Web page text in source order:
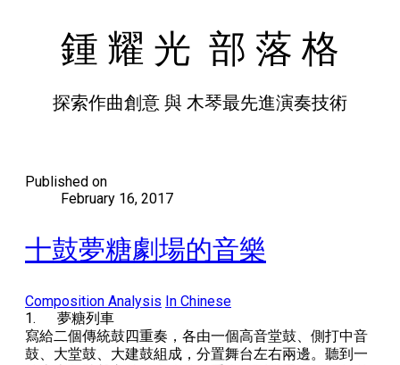
鍾 耀 光 部 落 格
探索作曲創意 與 木琴最先進演奏技術
Published on
February 16, 2017
十鼓夢糖劇場的音樂
Composition Analysis In Chinese
1.
夢糖列車
寫給二個傳統鼓四重奏，各由一個高音堂鼓、側打中音
鼓、 大堂鼓、大建鼓組成，分置舞台左右兩邊。聽到一